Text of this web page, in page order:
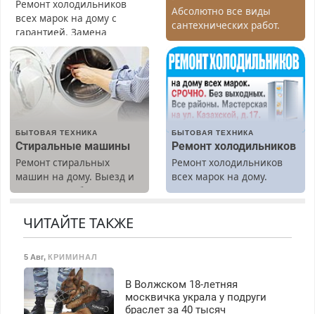
Ремонт холодильников
всех марок на дому с
гарантией. Замена
резины. Качественно.
Недорого. Без выходных.
Все районы. Скидка.
Вызов бесплатный.
Абсолютно все виды
сантехнических работ.
Быстро. Качественно.
Недорого.
БЫТОВАЯ ТЕХНИКА
Стиральные машины
Ремонт стиральных
машин на дому. Выезд и
диагностика бесплатно.
БЫТОВАЯ ТЕХНИКА
Ремонт холодильников
Ремонт холодильников
всех марок на дому.
ЧИТАЙТЕ ТАКЖЕ
5 Авг, КРИМИНАЛ
В Волжском 18-летняя
москвичка украла у подруги
браслет за 40 тысяч